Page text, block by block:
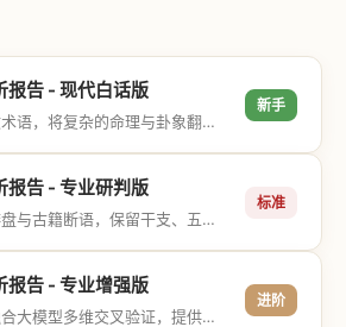
报告 - 现代白话版
摒弃晦涩难懂的古文术语，将复杂的命理与卦象翻译成通俗易懂的现代大白话，直击结果与生活建议，零门槛轻松阅读。
新手
报告 - 专业研判版
深度还原传统术数排盘与古籍断语，保留干支、五行与神煞等专业术语，适合追求严谨考证与具备易学基础的用户。
标准
报告 - 专业增强版
在专业排盘基础上融合大模型多维交叉验证，提供更详尽的流年推演、应期运筹、象意深度剖析，以及全方位的运筹决策指导。
进阶